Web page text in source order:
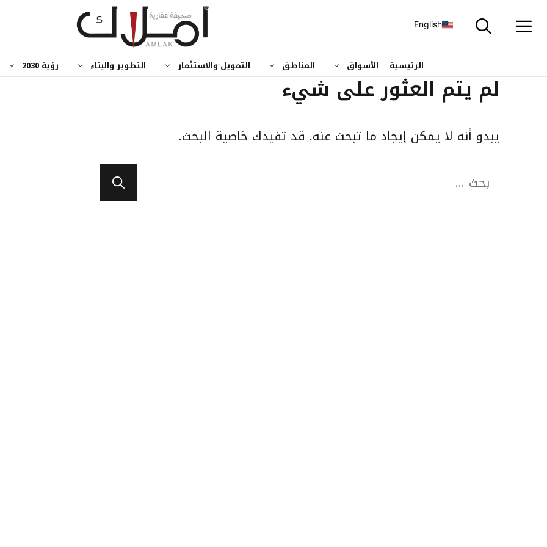
إلى
English
الرئيسية الأسواق المناطق التمويل والاستثمار التطوير والبناء رؤية 2030
لم يتم العثور على شيء
يبدو أنه لا يمكن إيجاد ما تبحث عنه. قد تفيدك خاصية البحث.
البحث
عن: